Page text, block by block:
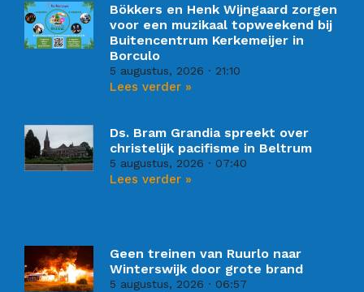
Bökkers en Henk Wijngaard zorgen
voor een muzikaal topweekend bij
Buitencentrum Kerkemeijer in
Borculo
5 augustus, 2026 21:10
Lees verder »
Ds. Bram Grandia spreekt over
christelijk pacifisme in Beltrum
5 augustus, 2026 07:40
Lees verder »
Geen treinen van Ruurlo naar
Winterswijk door grote brand
5 augustus, 2026 06:57